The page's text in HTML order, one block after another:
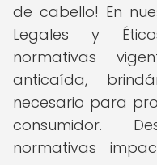
de cabello! En
Legales y
normativas
anticaída,
necesario para
consumidor.
normativas